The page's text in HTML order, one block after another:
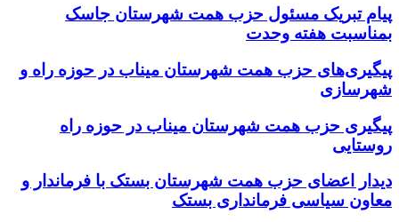
پیام تبریک مسئول حزب همت شهرستان جاسک
بمناسبت هفته وحدت
پیگیری‌های حزب همت شهرستان میناب در حوزه راه و
شهرسازی
پیگیری حزب همت شهرستان میناب در حوزه راه
روستایی
دیدار اعضای حزب همت شهرستان بستک با فرماندار و
معاون سیاسی فرمانداری بستک